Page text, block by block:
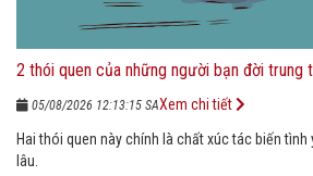
2 thói quen của những người bạn đời trung
05/08/2026 12:13:15 SA
Hai thói quen này chính là chất xúc tác biến tình
lâu.
Xem chi tiết